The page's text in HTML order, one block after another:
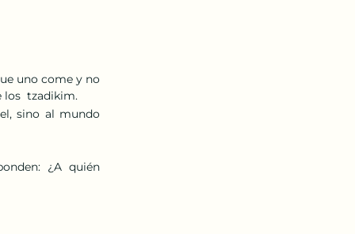
uno come y no
los  tzadikim.
sino al mundo
¿A  quién